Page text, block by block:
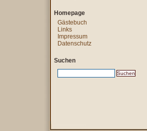
Homepage
Gästebuch
Links
Impressum
Datenschutz
Suchen